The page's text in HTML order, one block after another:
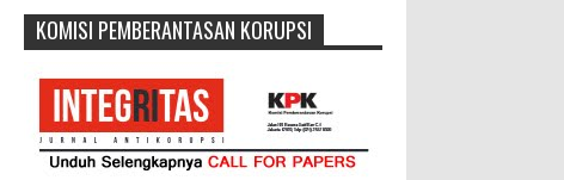
KOMISI PEMBERANTASAN KORUPSI